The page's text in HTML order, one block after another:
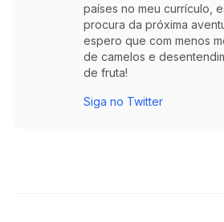
países no meu currículo,
procura da próxima
espero que com menos
de camelos e
de fruta!
Siga no Twitter